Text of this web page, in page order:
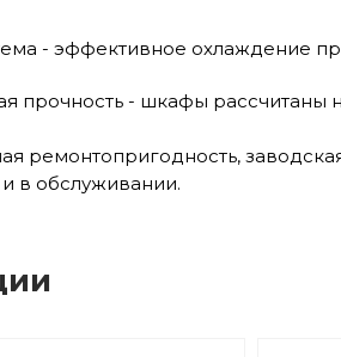
- эффективное охлаждение
прочность - шкафы рассчитаны
ремонтопригодность,
в обслуживании.